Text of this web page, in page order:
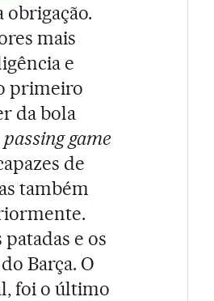
obrigação.
mais
e
primeiro
da bola
passing game
de
também
e os
Barça. O
foi o último